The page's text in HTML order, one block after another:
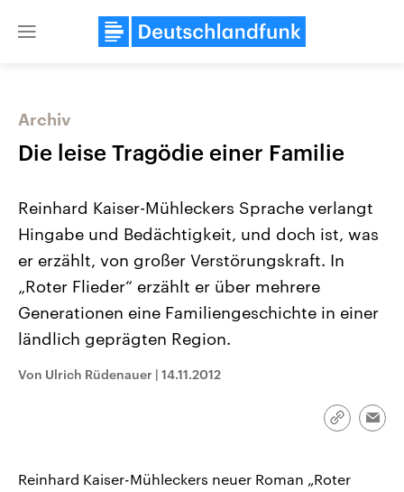
Close
USA
Aktuelle Beiträge, Analysen und
Hintergründe
gehören die Vereinigten Staaten zu
Nahostkonflikt
Israel möchte die Hamas
Diese wird wie die
Libanon vom Iran
Archiv
Die leise Tragödie einer Familie
Reinhard Kaiser-Mühleckers Sprache verlangt
Hingabe und Bedächtigkeit, und doch ist, was
er erzählt, von großer Verstörungskraft. In
„Roter Flieder“ erzählt er über mehrere
Generationen eine Familiengeschichte in einer
ländlich geprägten Region.
Von Ulrich Rüdenauer | 14.11.2012
Link
Reinhard Kaiser-Mühleckers neuer Roman „Roter